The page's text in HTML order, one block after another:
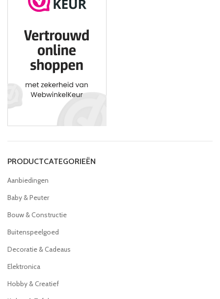
PRODUCTCATEGORIEËN
Aanbiedingen
Baby & Peuter
Bouw & Constructie
Buitenspeelgoed
Decoratie & Cadeaus
Elektronica
Hobby & Creatief